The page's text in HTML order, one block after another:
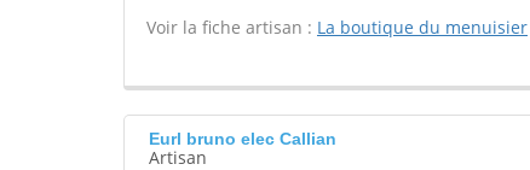
Voir la fiche artisan : La boutique du menuisier
Eurl bruno elec Callian
Artisan